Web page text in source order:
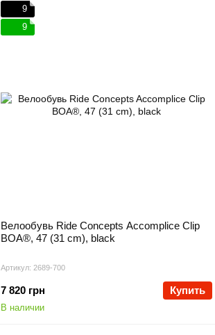
9
9
Артикул: 2689-700
Велообувь Ride Concepts Accomplice Clip
BOA®, 47 (31 cm), black
7 820 грн Купить
В наличии